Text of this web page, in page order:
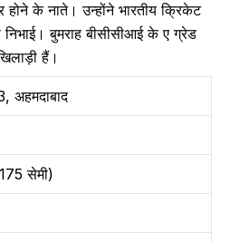
होने के नाते। उन्होंने भारतीय क्रिकेट
निभाई। बुमराह बीसीसीआई के ए ग्रेड
हैं।
अहमदाबाद
सेमी)